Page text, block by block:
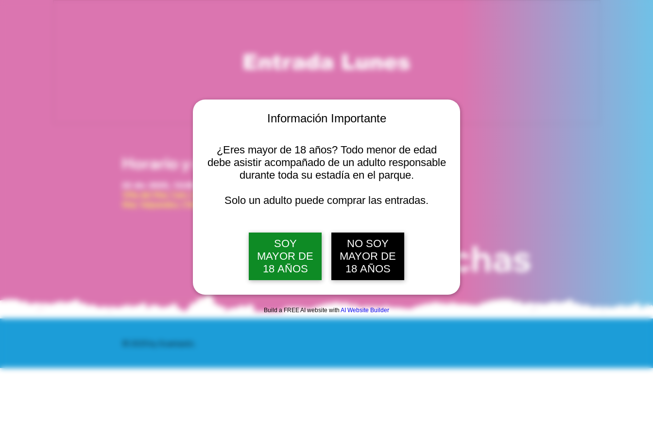
Información Importante
¿Eres mayor de 18 años? Todo menor de edad
debe asistir acompañado de un adulto responsable
durante toda su estadía en el parque.
Solo un adulto puede comprar las entradas.
SOY
MAYOR DE
18 AÑOS
NO SOY
MAYOR DE
18 AÑOS
Build a FREE AI website with AI Website Builder
Entrada Lunes
Horario y ubicación
Viña del Mar, Cam. Internacional 2440, Viña del
lun, 10 ago, 10:00 a. m.
Ver 20 fechas
© 2025 by Scantastic.